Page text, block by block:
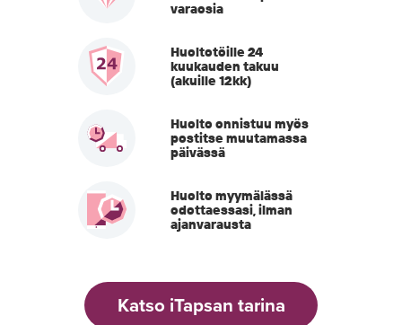
varaosia
Huoltotöille 24
kuukauden takuu
(akuille 12kk)
Huolto onnistuu myös
postitse muutamassa
päivässä
Huolto myymälässä
odottaessasi, ilman
ajanvarausta
Katso iTapsan tarina